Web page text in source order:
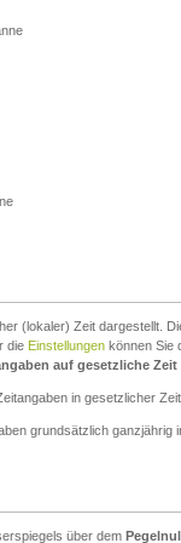
(lokaler) Zeit dargestellt.
die Einstellungen können Sie
auf gesetzliche
in gesetzlicher
grundsätzlich ganzjährig
über dem